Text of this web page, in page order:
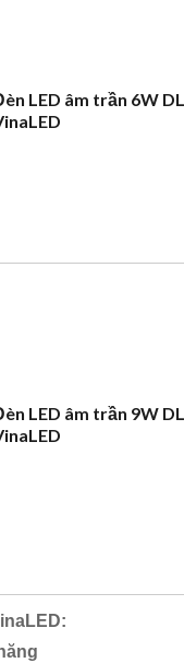
LED âm trần 6W
LED âm trần 9W